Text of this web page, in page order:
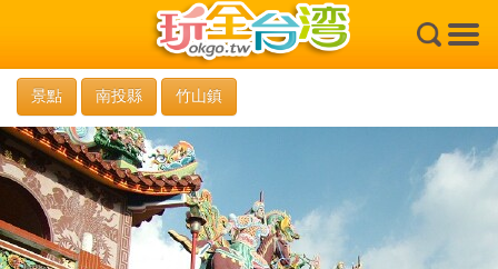
×
景點 南投縣 竹山鎮